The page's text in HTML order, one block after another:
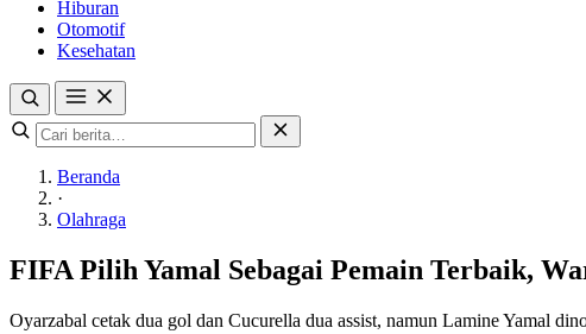
Hiburan
Otomotif
Kesehatan
Beranda
·
Olahraga
FIFA Pilih Yamal Sebagai Pemain Terbaik,
Oyarzabal cetak dua gol dan Cucurella dua assist, namun Lamine Yamal